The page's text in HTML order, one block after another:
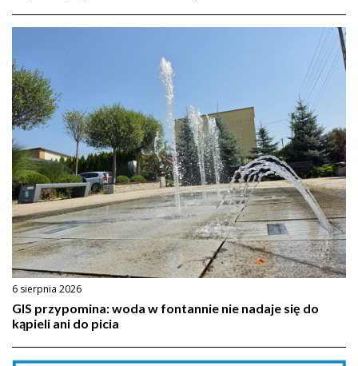
6 sierpnia 2026
GIS przypomina: woda w fontannie nie nadaje się do
kąpieli ani do picia